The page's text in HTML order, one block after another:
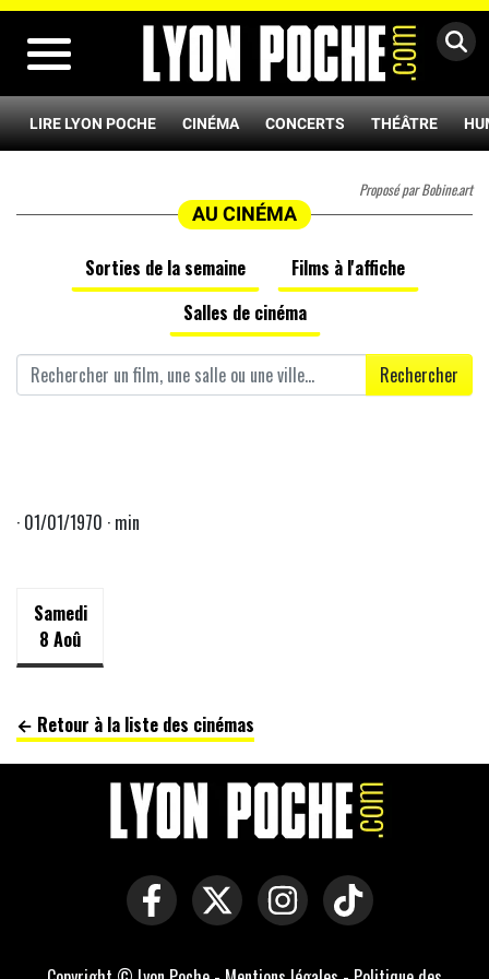
LIRE LYON POCHE CINÉMA CONCERTS THÉÂTRE
Proposé par Bobine.art
AU CINÉMA
Sorties de la semaine
Films à l'affiche
Salles de cinéma
Rechercher
· 01/01/1970 · min
Samedi
8 Aoû
← Retour à la liste des cinémas